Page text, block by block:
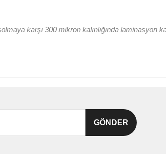
karşı 300 mikron kalınlığında laminasyon